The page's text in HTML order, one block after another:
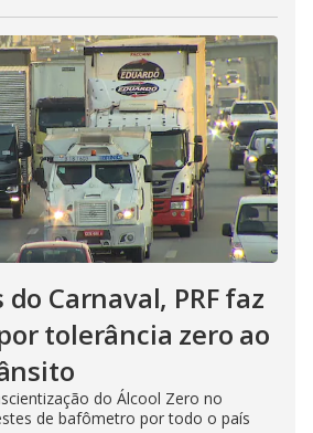
Carnaval, PRF faz
tolerância zero ao
do Álcool Zero no
de bafômetro por todo o país